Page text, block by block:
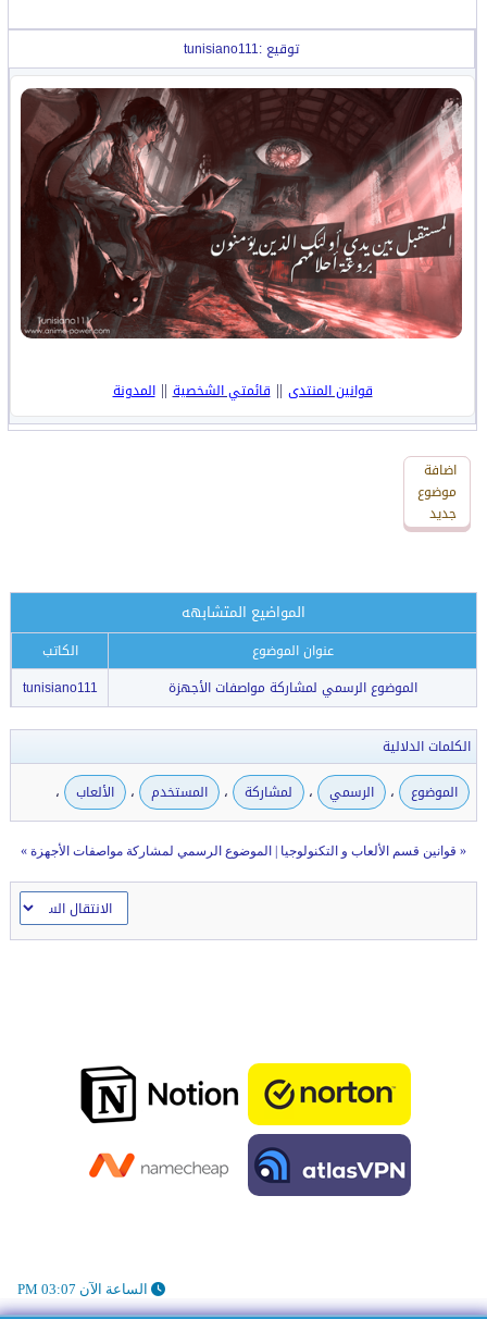
توقيع :tunisiano111
قوانين المنتدى ||قائمتي الشخصية||المدونة
اضافة
رد
جديد
اضافة
موضوع
جديد
المواضيع المتشابهه
عنوان الموضوع
الكاتب
الموضوع الرسمي لمشاركة مواصفات الأجهزة
tunisiano111
الكلمات الدلالية
الموضوع
، الرسمي ، لمشاركة ، المستخدم ، الألعاب ،
« قوانين قسم الألعاب و التكنولوجيا الموضوع الرسمي لمشاركة مواصفات الأجهزة »
الساعة الآن 03:07 PM